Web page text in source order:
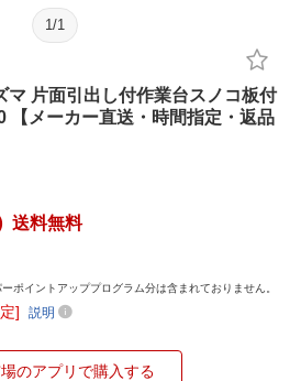
1 /1
マ 片面引出し付作業台スノコ板付
【メーカー直送・時間指定・返品
送料無料
ポイントアッププログラム分は含まれておりません。
] 説明
のアプリで購入する